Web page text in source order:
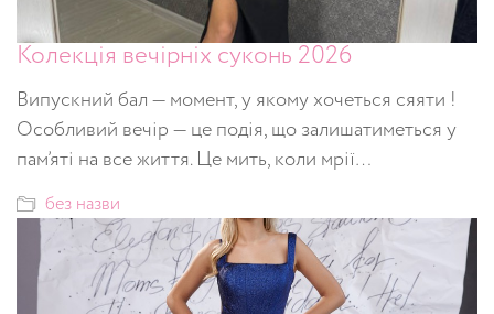
Колекція вечірніх суконь 2026
Випускний бал — момент, у якому хочеться сяяти !
Особливий вечір — це подія, що залишатиметься у
пам’яті на все життя. Це мить, коли мрії…
без назви